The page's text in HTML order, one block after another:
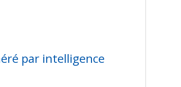
par intelligence